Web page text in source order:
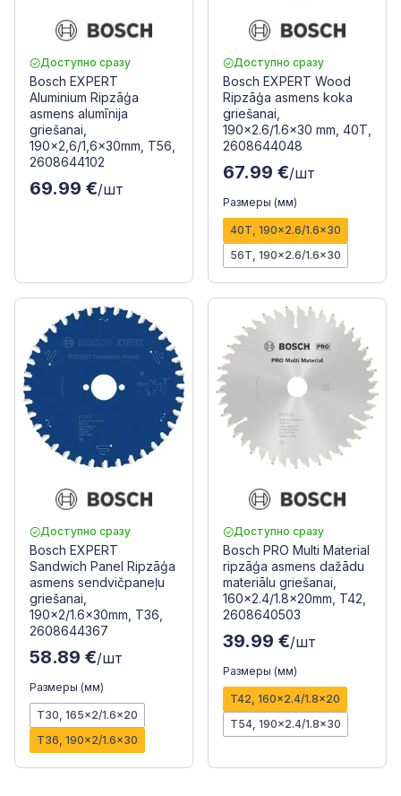
Доступно сразу
Bosch EXPERT
Aluminium Ripzāģa
asmens alumīnija
griešanai,
190x2,6/1,6x30mm, T56,
2608644102
69.99 €/шт
Доступно сразу
Bosch EXPERT Wood
Ripzāģa asmens koka
griešanai,
190x2.6/1.6x30 mm, 40T,
2608644048
67.99 €/шт
Размеры (мм)
40T, 190x2.6/1.6x30
56T, 190x2.6/1.6x30
Доступно сразу
Bosch EXPERT
Sandwich Panel Ripzāģa
asmens sendvičpaneļu
griešanai,
190x2/1.6x30mm, T36,
2608644367
58.89 €/шт
Размеры (мм)
T30, 165x2/1.6x20
T36, 190x2/1.6x30
Доступно сразу
Bosch PRO Multi Material
ripzāģa asmens dažādu
materiālu griešanai,
160x2.4/1.8x20mm, T42,
2608640503
39.99 €/шт
Размеры (мм)
T42, 160x2.4/1.8x20
T54, 190x2.4/1.8x30